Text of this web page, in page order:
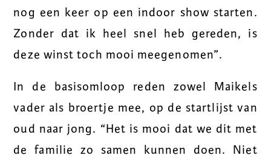
nog een keer op een indoor show starten.
Zonder dat ik heel snel heb gereden, is
deze winst toch mooi meegenomen”.
In de basisomloop reden zowel Maikels
vader als broertje mee, op de startlijst van
oud naar jong. “Het is mooi dat we dit met
de familie zo samen kunnen doen. Niet